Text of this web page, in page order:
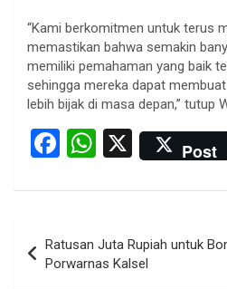
“Kami berkomitmen untuk terus
memastikan bahwa semakin
memiliki pemahaman yang baik
sehingga mereka dapat
lebih bijak di masa depan,” tutup
F
ce
o
W
at
s
A
X Post
navigation
Ratusan Juta Rupiah untuk
Porwarnas Kalsel